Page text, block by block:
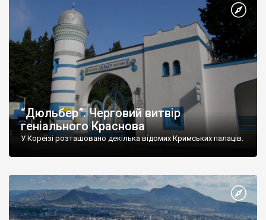
“Дюльбер”. Черговий витвір
геніального Краснова
У Кореїзі розташовано декілька відомих Кримських палаців.